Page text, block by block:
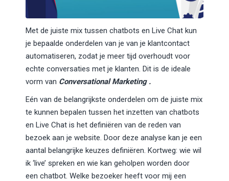
Met de juiste mix tussen chatbots en Live Chat kun
je bepaalde onderdelen van je van je klantcontact
automatiseren, zodat je meer tijd overhoudt voor
echte conversaties met je klanten. Dit is de ideale
vorm van Conversational Marketing .
Eén van de belangrijkste onderdelen om de juiste mix
te kunnen bepalen tussen het inzetten van chatbots
en Live Chat is het definiëren van de reden van
bezoek aan je website. Door deze analyse kan je een
aantal belangrijke keuzes definiëren. Kortweg: wie wil
ik ‘live’ spreken en wie kan geholpen worden door
een chatbot. Welke bezoeker heeft voor mij een